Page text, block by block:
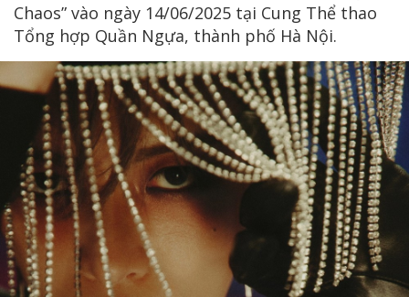
Chaos” vào ngày 14/06/2025 tại Cung Thể thao
Tổng hợp Quần Ngựa, thành phố Hà Nội.